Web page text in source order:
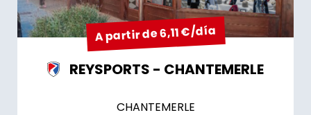
A partir de 6,11 €/día
REYSPORTS - CHANTEMERLE
CHANTEMERLE